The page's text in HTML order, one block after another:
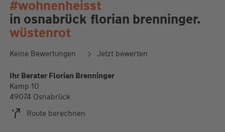
#wohnenheisst
in osnabrück florian brenninger.
wüstenrot
Keine Bewertungen Jetzt bewerten
Ihr Berater Florian Brenninger
Kamp 10
49074 Osnabrück
Route berechnen